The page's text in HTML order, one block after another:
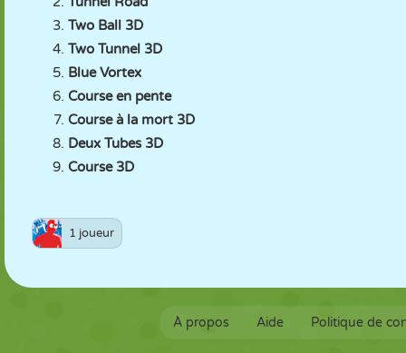
Two Ball 3D
Two Tunnel 3D
Blue Vortex
Course en pente
Course à la mort 3D
Deux Tubes 3D
Course 3D
1 joueur
À propos Aide Politique de